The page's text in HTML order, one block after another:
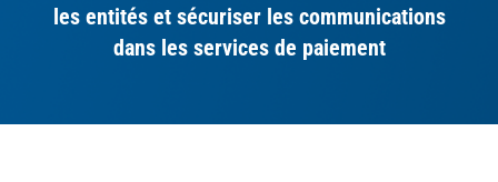
les entités et sécuriser les communications
dans les services de paiement